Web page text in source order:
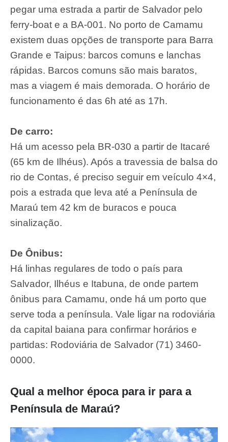
pegar uma estrada a partir de Salvador pelo
ferry-boat e a BA-001. No porto de Camamu
existem duas opções de transporte para Barra
Grande e Taipus: barcos comuns e lanchas
rápidas. Barcos comuns são mais baratos,
mas a viagem é mais demorada. O horário de
funcionamento é das 6h até as 17h.
De carro:
Há um acesso pela BR-030 a partir de Itacaré
(65 km de Ilhéus). Após a travessia de balsa do
rio de Contas, é preciso seguir em veículo 4×4,
pois a estrada que leva até a Península de
Maraú tem 42 km de buracos e pouca
sinalização.
De Ônibus:
Há linhas regulares de todo o país para
Salvador, Ilhéus e Itabuna, de onde partem
ônibus para Camamu, onde há um porto que
serve toda a península. Vale ligar na rodoviária
da capital baiana para confirmar horários e
partidas: Rodoviária de Salvador (71) 3460-
0000.
Qual a melhor época para ir para a
Península de Maraú?